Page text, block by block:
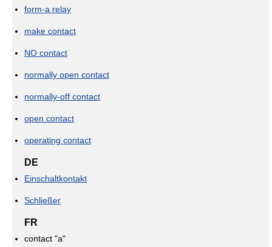
form-a relay
make contact
NO contact
normally open contact
normally-off contact
open contact
operating contact
DE
Einschaltkontakt
Schließer
FR
contact "a"